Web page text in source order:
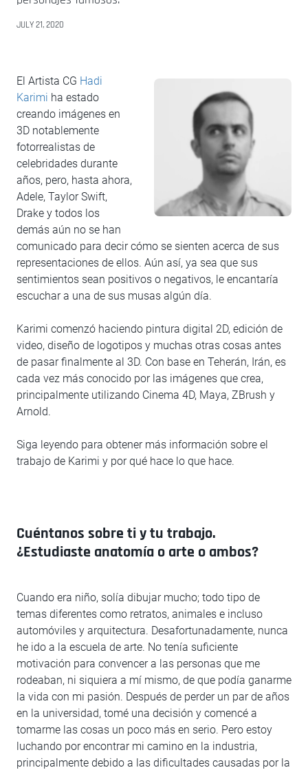
JULY 21, 2020
El Artista CG Hadi
Karimi ha estado
creando imágenes en
3D notablemente
fotorrealistas de
celebridades durante
años, pero, hasta ahora,
Adele, Taylor Swift,
Drake y todos los
demás aún no se han
comunicado para decir cómo se sienten acerca de sus
representaciones de ellos. Aún así, ya sea que sus
sentimientos sean positivos o negativos, le encantaría
escuchar a una de sus musas algún día.
Karimi comenzó haciendo pintura digital 2D, edición de
video, diseño de logotipos y muchas otras cosas antes
de pasar finalmente al 3D. Con base en Teherán, Irán, es
cada vez más conocido por las imágenes que crea,
principalmente utilizando Cinema 4D, Maya, ZBrush y
Arnold.
Siga leyendo para obtener más información sobre el
trabajo de Karimi y por qué hace lo que hace.
Cuéntanos sobre ti y tu trabajo.
¿Estudiaste anatomía o arte o ambos?
Cuando era niño, solía dibujar mucho; todo tipo de
temas diferentes como retratos, animales e incluso
automóviles y arquitectura. Desafortunadamente, nunca
he ido a la escuela de arte. No tenía suficiente
motivación para convencer a las personas que me
rodeaban, ni siquiera a mí mismo, de que podía ganarme
la vida con mi pasión. Después de perder un par de años
en la universidad, tomé una decisión y comencé a
tomarme las cosas un poco más en serio. Pero estoy
luchando por encontrar mi camino en la industria,
principalmente debido a las dificultades causadas por la